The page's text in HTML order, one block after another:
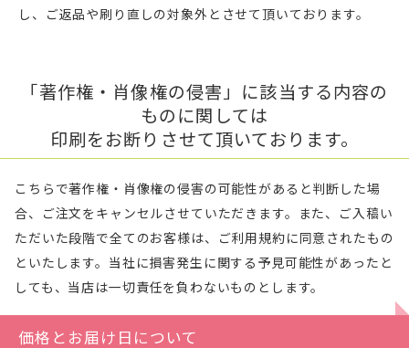
し、ご返品や刷り直しの対象外とさせて頂いております。
「著作権・肖像権の侵害」に該当する内容の
ものに関しては
印刷をお断りさせて頂いております。
こちらで著作権・肖像権の侵害の可能性があると判断した場
合、ご注文をキャンセルさせていただきます。また、ご入稿い
ただいた段階で全てのお客様は、ご利用規約に同意されたもの
といたします。当社に損害発生に関する予見可能性があったと
しても、当店は一切責任を負わないものとします。
価格とお届け日について